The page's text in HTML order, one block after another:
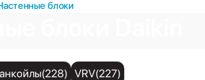
блоки
VRV(227)